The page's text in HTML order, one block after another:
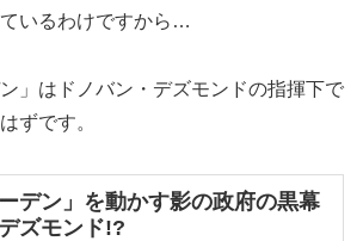
いるわけですから…
」はドノバン・デズモンドの指揮下で
ずです。
デン」を動かす影の政府の黒幕
ズモンド!?